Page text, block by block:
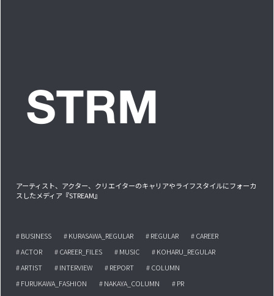
アーティスト、アクター、クリエイターのキャリアやライフスタイルにフォーカ
スしたメディア『STREAM』
# BUSINESS # KURASAWA_REGULAR # REGULAR
# CAREER
# ACTOR
# CAREER_FILES # MUSIC
# KOHARU_REGULAR
# ARTIST
# INTERVIEW # REPORT
# COLUMN
# FURUKAWA_FASHION
# NAKAYA_COLUMN
# PR